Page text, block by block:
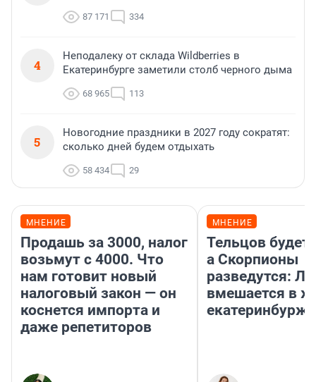
87 171 334
4
Неподалеку от склада Wildberries в
Екатеринбурге заметили столб черного дыма
68 965 113
5
Новогодние праздники в 2027 году сократят:
сколько дней будем отдыхать
58 434 29
МНЕНИЕ
Продашь за 3000, налог
возьмут с 4000. Что
нам готовит новый
налоговый закон — он
коснется импорта и
даже репетиторов
МНЕНИЕ
Тельцов будет
а Скорпионы
разведутся:
вмешается в